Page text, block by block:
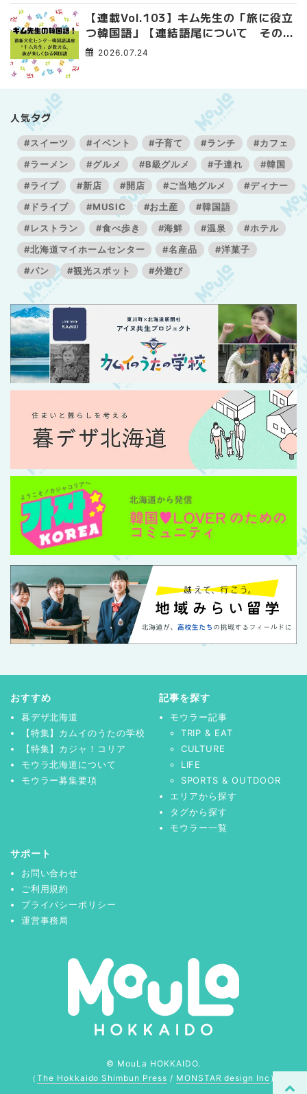
【連載Vol.103】キム先生の「旅に役立
つ韓国語」【連結語尾について その
3】2026.07.24
人気タグ
#スイーツ #イベント #子育て #ランチ
#カフェ
#ラーメン
#グルメ #B級グルメ #子連れ
#韓国
#ライブ
#新店 #開店 #ご当地グルメ
#ディナー
#ドライブ
#MUSIC #お土産
#韓国語
#レストラン
#食べ歩き #海鮮 #温泉
#ホテル
#北海道マイホームセンター
#名産品
#洋菓子
#パン
#観光スポット #外遊び
おすすめ
暮デザ北海道
【特集】カムイのうたの学校
【特集】カジャ！コリア
モウラ北海道について
モウラー募集要項
記事を探す
モウラー記事
TRIP & EAT
CULTURE
LIFE
SPORTS & OUTDOOR
エリアから探す
タグから探す
モウラー一覧
サポート
お問い合わせ
ご利用規約
プライバシーポリシー
運営事務局
© MouLa HOKKAIDO.
（ The Hokkaido Shimbun Press / MONSTAR design Inc ）